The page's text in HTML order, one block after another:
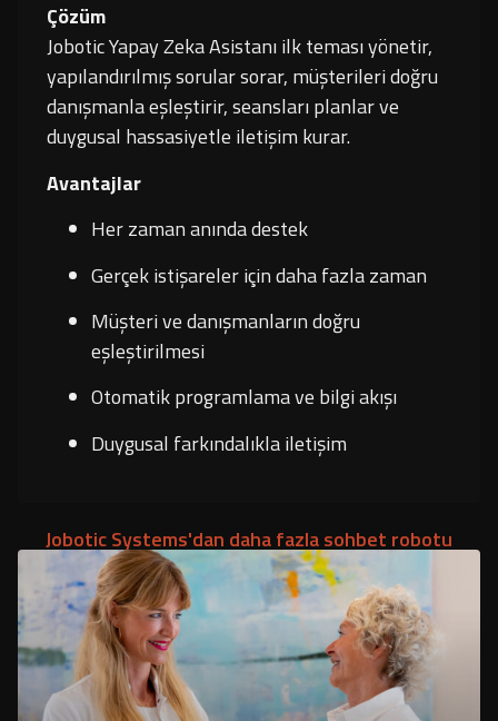
Çözüm
Jobotic Yapay Zeka Asistanı ilk teması yönetir,
yapılandırılmış sorular sorar, müşterileri doğru
danışmanla eşleştirir, seansları planlar ve
duygusal hassasiyetle iletişim kurar.
Avantajlar
Her zaman anında destek
Gerçek istişareler için daha fazla zaman
Müşteri ve danışmanların doğru
eşleştirilmesi
Otomatik programlama ve bilgi akışı
Duygusal farkındalıkla iletişim
Jobotic Systems'dan daha fazla sohbet robotu